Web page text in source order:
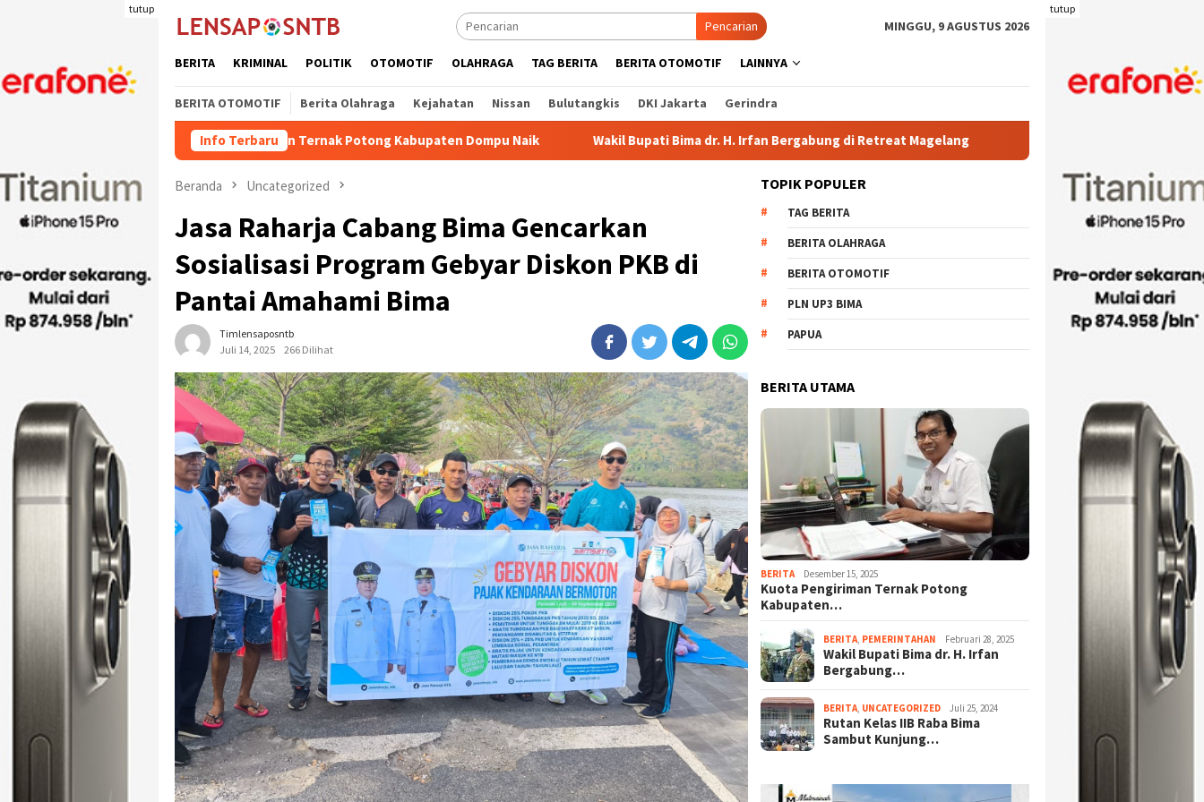
tutup tutup
Pencarian MINGGU, 9 AGUSTUS 2026
BERITA KRIMINAL POLITIK OTOMOTIF OLAHRAGA TAG BERITA BERITA OTOMOTIF LAINNYA
BERITA OTOMOTIF Berita Olahraga Kejahatan Nissan Bulutangkis DKI Jakarta Gerindra
Info Terbaru
Kuota Pengiriman Ternak Potong Kabupaten Dompu Naik Wakil Bupati Bima dr. H. Irfan Bergabung di Retreat Magelang Rutan Kelas IIB Raba Bima Sambut Kunjungan Pj.
Beranda Uncategorized
Jasa Raharja Cabang Bima Gencarkan
Sosialisasi Program Gebyar Diskon PKB di
Pantai Amahami Bima
Timlensaposntb
Juli 14, 2025
266 Dilihat
TOPIK POPULER
TAG BERITA
BERITA OLAHRAGA
BERITA OTOMOTIF
PLN UP3 BIMA
PAPUA
BERITA UTAMA
BERITA Desember 15, 2025
Kuota Pengiriman Ternak Potong
Kabupaten…
BERITA PEMERINTAHAN Februari 28, 2025
Wakil Bupati Bima dr. H. Irfan
Bergabung…
BERITA UNCATEGORIZED Juli 25, 2024
Rutan Kelas IIB Raba Bima
Sambut Kunjung…